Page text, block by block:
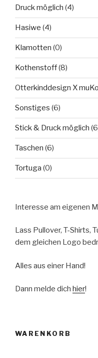
Druck möglich (4)
Hasiwe (4)
Klamotten (0)
Kothenstoff(8)
Otterkinddesign X muKo
Sonstiges (6)
Stick & Druck möglich
Taschen (6)
Tortuga (0)
Interesse am eigenen
Lass Pullover, T-Shirts,
dem gleichen Logo
Alles aus einer Hand!
Dann melde dich hier!
WARENKORB